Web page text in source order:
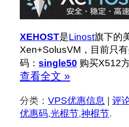
XEHOST是Linost旗下的
Xen+SolusVM，目前只有
码： single50 购买X512
查看全文 »
分类： VPS优惠信息 | 评
优惠码,光棍节,神棍节.